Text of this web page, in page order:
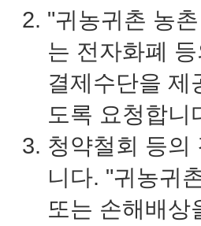
"귀농귀촌 농
는 전자화폐
결제수단을 제
도록 요청합니
청약철회 등의
니다. "귀농귀
또는 손해배